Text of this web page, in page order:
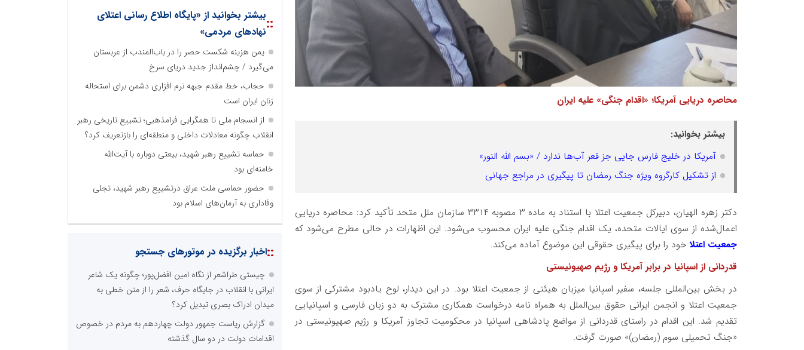
محاصره دریایی آمریکا؛ «اقدام جنگی» علیه ایران
بیشتر بخوانید:
آمریکا در خلیج فارس جایی جز قعر آب‌ها ندارد / «بسم الله النور»
از تشکیل کارگروه ویژه جنگ رمضان تا پیگیری در مراجع جهانی
دکتر زهره الهیان، دبیرکل جمعیت اعتلا با استناد به ماده ۳ مصوبه ۳۳۱۴ سازمان ملل متحد تأکید کرد: محاصره دریایی
اعمال‌شده از سوی ایالات متحده، یک اقدام جنگی علیه ایران محسوب می‌شود. این اظهارات در حالی مطرح می‌شود که
جمعیت اعتلا خود را برای پیگیری حقوقی این موضوع آماده می‌کند.
قدردانی از اسپانیا در برابر آمریکا و رژیم صهیونیستی
در بخش بین‌المللی جلسه، سفیر اسپانیا میزبان هیئتی از جمعیت اعتلا بود. در این دیدار، لوح یادبود مشترکی از سوی
جمعیت اعتلا و انجمن ایرانی حقوق بین‌الملل به همراه نامه درخواست همکاری مشترک به دو زبان فارسی و اسپانیایی
تقدیم شد. این اقدام در راستای قدردانی از مواضع پادشاهی اسپانیا در محکومیت تجاوز آمریکا و رژیم صهیونیستی در
«جنگ تحمیلی سوم (رمضان)» صورت گرفت.
::بیشتر بخوانید از «پایگاه اطلاع رسانی اعتلای
نهادهای مردمی»
یمن هزینه شکست حصر را در باب‌المندب از عربستان
می‌گیرد / چشم‌انداز جدید دریای سرخ
حجاب، خط مقدم جبهه نرم افزاری دشمن برای استحاله
زنان ایران است
از انسجام ملی تا همگرایی فرامذهبی؛ تشییع تاریخی رهبر
انقلاب چگونه معادلات داخلی و منطقه‌ای را بازتعریف کرد؟
حماسه تشییع رهبر شهید، بیعتی دوباره با آیت‌الله
خامنه‌ای بود
حضور حماسی ملت عراق درتشییع رهبر شهید، تجلی
وفاداری به آرمان‌های اسلام بود
::اخبار برگزیده در موتورهای جستجو
چیستی طراشعر از نگاه امین افضل‌پور؛ چگونه یک شاعر
ایرانی با انقلاب در جایگاه حرف، شعر را از متن خطی به
میدان ادراک بصری تبدیل کرد؟
گزارش ریاست جمهور دولت چهاردهم به مردم در خصوص
اقدامات دولت در دو سال گذشته